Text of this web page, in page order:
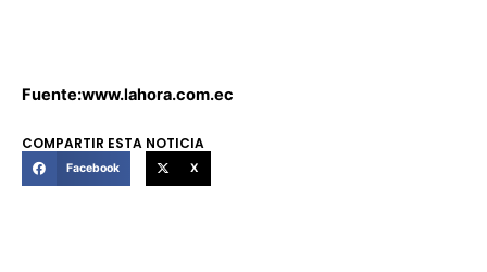
Fuente:www.lahora.com.ec
COMPARTIR ESTA NOTICIA
Facebook X